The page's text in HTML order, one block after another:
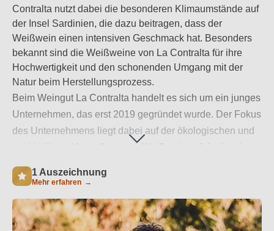
Contralta nutzt dabei die besonderen Klimaumstände auf
der Insel Sardinien, die dazu beitragen, dass der
Weißwein einen intensiven Geschmack hat. Besonders
bekannt sind die Weißweine von La Contralta für ihre
Hochwertigkeit und den schonenden Umgang mit der
Natur beim Herstellungsprozess.
Beim Weingut La Contralta handelt es sich um ein junges
Unternehmen, das erst 2019 gegründet wurde. Der Fokus
des Unternehmens liegt dabei auf der ökologischen und
nachhaltigen Herstellung von Weißwein auf der Insel
belasten, richtet sich die Weinherstellung auf dem
Weingut La Contralta ganz nach dem Rhythmus der
Natur. Dadurch erhalten die Weißweine ihre hochwertige
1 Auszeichnung
Mehr erfahren →